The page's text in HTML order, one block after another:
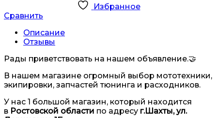
Избранное
Сравнить
Описание
Отзывы
Рады приветствовать на нашем объявление.🤝
В нашем магазине огромный выбор мототехники,
экипировки, запчастей тюнинга и расходников.
У нас 1 большой магазин, который находится
в Ростовской области по адресу г.Шахты, ул.